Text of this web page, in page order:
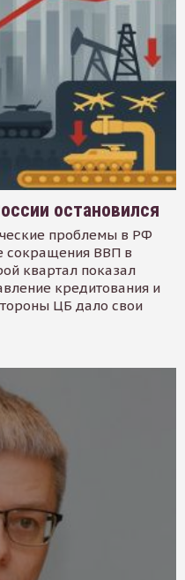
остановился
проблемы в РФ
сокращения ВВП в
квартал показал
кредитования и
ЦБ дало свои